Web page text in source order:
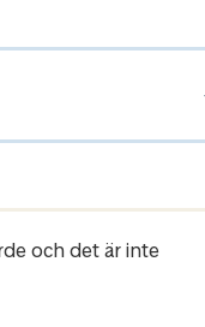
och det är inte